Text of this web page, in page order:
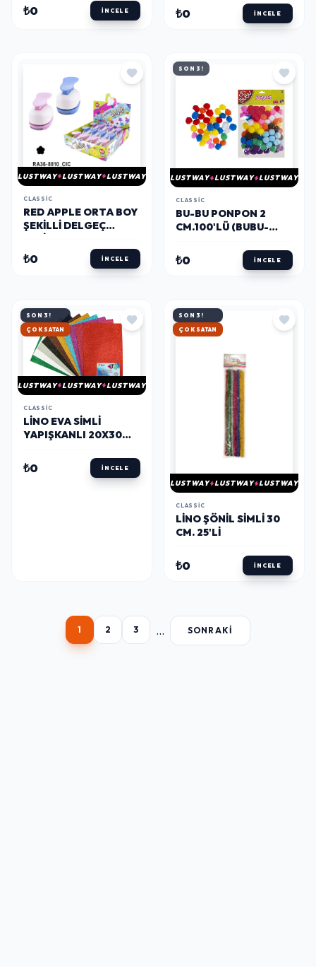
KAR TANESİ
₺0 İNCELE
YUVARLAK
₺0 İNCELE
LUSTWAY LUSTWAY LUSTWAY
CLASSIC
RED APPLE ORTA BOY
ŞEKILLI DELGEÇ
ÇİÇEK
₺0 İNCELE
SON 3!
LUSTWAY LUSTWAY LUSTWAY
CLASSIC
BU-BU PONPON 2
CM.100'LÜ (BUBU-
₺0 İNCELE
SON 3!
HIZLI KARGO
LUSTWAY LUSTWAY LUSTWAY
CLASSIC
LINO EVA SIMLI
YAPIŞKANLI 20X30
400***)
₺0 İNCELE
SON 3!
HIZLI KARGO
LUSTWAY LUSTWAY LUSTWAY
CLASSIC
LINO ŞÖNIL SIMLI 30
CM. 25'LI
₺0 İNCELE
1 2 3 ... SONRAKI